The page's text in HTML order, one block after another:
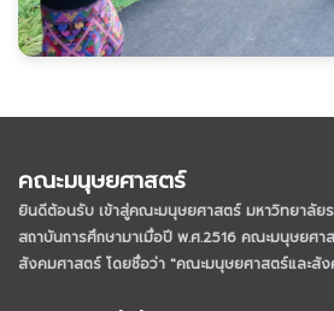
คณะมนุษยศาสตร์
ยินดีต้อนรับ เข้าสู่คณะมนุษยศาสตร์ มหาวิทยาลัย
สถาบันการศึกษามาเมื่อปี พ.ศ.2516 คณะมนุษยศ
สังคมศาสตร์ โดยชื่อว่า "คณะมนุษยศาสตร์และสั